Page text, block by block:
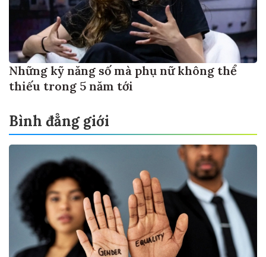
Những kỹ năng số mà phụ nữ không thể
thiếu trong 5 năm tới
Bình đẳng giới